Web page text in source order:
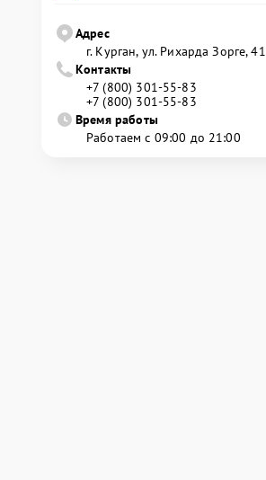
Адрес
г. Курган, ул. Рихарда Зорге, 41
Контакты
+7 (800) 301-55-83
+7 (800) 301-55-83
Время работы
Работаем с 09:00 до 21:00